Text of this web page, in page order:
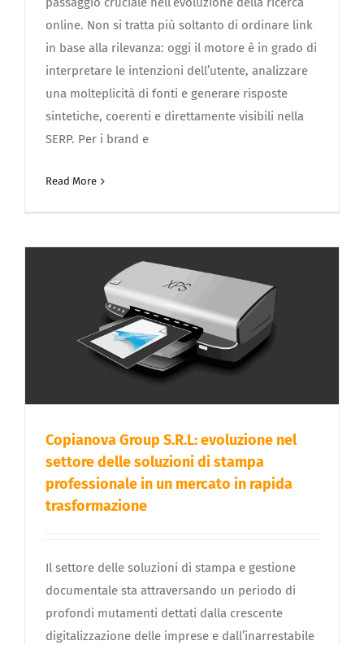
online. Non si tratta più soltanto di ordinare link
in base alla rilevanza: oggi il motore è in grado di
interpretare le intenzioni dell’utente, analizzare
una molteplicità di fonti e generare risposte
sintetiche, coerenti e direttamente visibili nella
SERP. Per i brand e
Read More
Copianova Group S.R.L: evoluzione nel
settore delle soluzioni di stampa
professionale in un mercato in rapida
trasformazione
Il settore delle soluzioni di stampa e gestione
documentale sta attraversando un periodo di
profondi mutamenti dettati dalla crescente
digitalizzazione delle imprese e dall’inarrestabile